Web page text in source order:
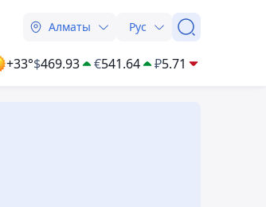
Алматы Рус
+33°$469.93 €541.64 ₽5.71